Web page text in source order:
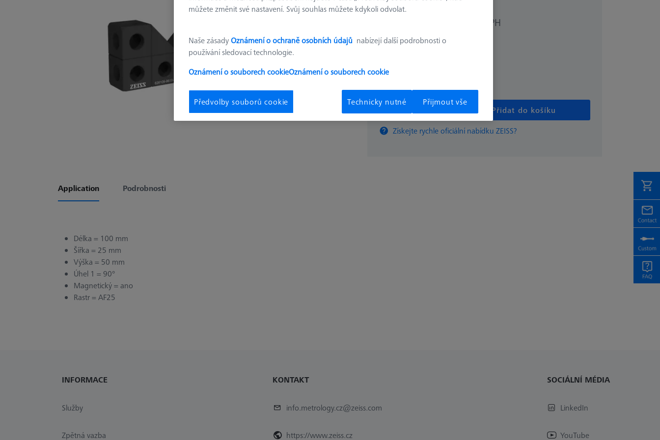
€ 529.99 bez DPH
ks
Přidat do košíku
Získejte rychle oficiální nabídku ZEISS?
Application Podrobnosti
Délka = 100 mm
Šířka = 25 mm
Výška = 50 mm
Úhel 1 = 90°
Magnetický = ano
Rastr = AF25
INFORMACE
Služby
Zpětná vazba
KONTAKT
info.metrology.cz@zeiss.com
https://www.zeiss.cz
SOCIÁLNÍ MÉDIA
LinkedIn
YouTube
můžete změnit své nastavení. Svůj souhlas můžete kdykoli odvolat.
Naše zásadyOznámení o ochraně osobních údajů nabízejí další podrobnosti o
používání sledovací technologie.
Oznámení o souborech cookieOznámení o souborech cookie
Předvolby souborů cookie Technicky nutné Přijmout vše